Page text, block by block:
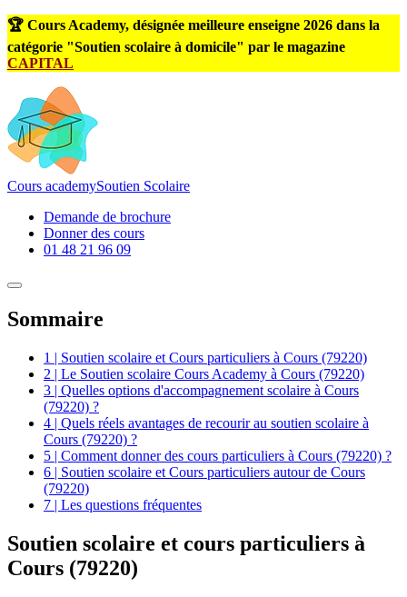
🏆 Cours Academy, désignée meilleure enseigne 2026 dans la
catégorie "Soutien scolaire à domicile" par le magazine
CAPITAL
Cours academySoutien Scolaire
Demande de brochure
Donner des cours
01 48 21 96 09
Sommaire
1 | Soutien scolaire et Cours particuliers à Cours (79220)
2 | Le Soutien scolaire Cours Academy à Cours (79220)
3 | Quelles options d'accompagnement scolaire à Cours
(79220) ?
4 | Quels réels avantages de recourir au soutien scolaire à
Cours (79220) ?
5 | Comment donner des cours particuliers à Cours (79220) ?
6 | Soutien scolaire et Cours particuliers autour de Cours
(79220)
7 | Les questions fréquentes
Soutien scolaire et cours particuliers à
Cours (79220)